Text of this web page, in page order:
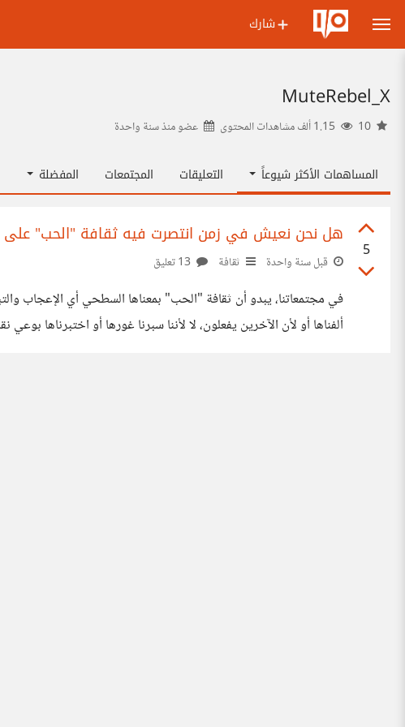
شارك
MuteRebel_X
عضو منذسنة واحدة
المساهمات الأكثر شيوعاً التعليقات المجتمعات المفضلة
5
هل نحن نعيش في زمن انتصرت فيه ثقافة "الحب" على
قبل سنة واحدة ثقافة
في مجتمعاتنا، يبدو أن ثقافة "الحب" بمعناها السطحي أي الإعجاب